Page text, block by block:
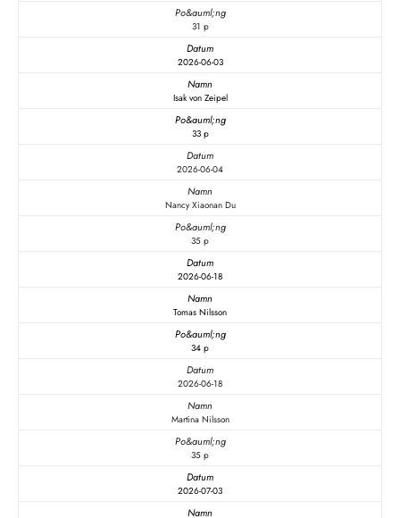
31 p
2026-06-03
Isak von Zeipel
33 p
2026-06-04
Nancy Xiaonan Du
35 p
2026-06-18
Tomas Nilsson
34 p
2026-06-18
Martina Nilsson
35 p
2026-07-03